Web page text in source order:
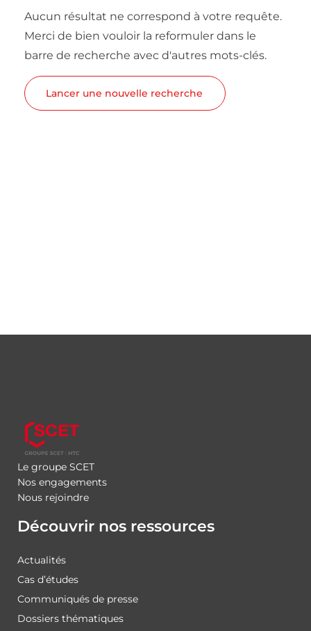
Aucun résultat ne correspond à votre requête.
Merci de bien vouloir la reformuler dans le
barre de recherche avec d'autres mots-clés.
Lancer une nouvelle recherche
Le groupe SCET
Nos engagements
Nous rejoindre
Découvrir nos ressources
Actualités
Cas d’études
Communiqués de presse
Dossiers thématiques